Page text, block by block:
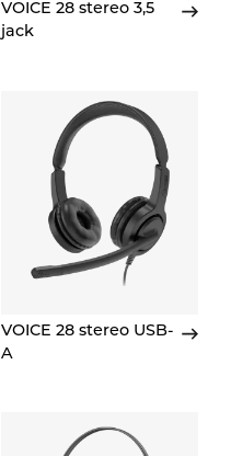
VOICE 28 stereo 3,5
jack
VOICE 28 stereo USB-
A